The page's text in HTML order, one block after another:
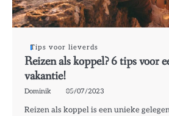
Tips voor lieverds
Reizen als koppel? 6 tips voor
vakantie!
Dominik 05/07/2023
Reizen als koppel is een unieke